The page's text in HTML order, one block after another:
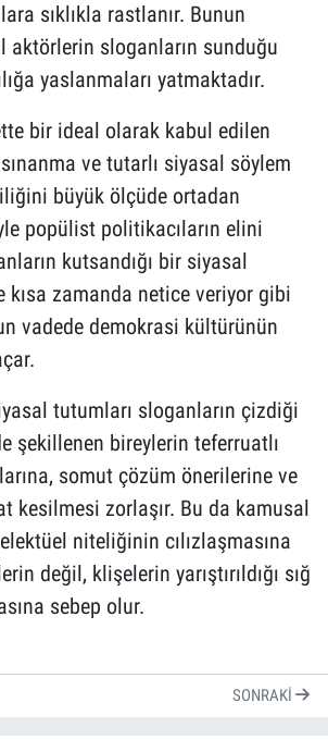
sıklıkla rastlanır. Bunun
aktörlerin sloganların sunduğu
yaslanmaları yatmaktadır.
bir ideal olarak kabul edilen
ve tutarlı siyasal söylem
büyük ölçüde ortadan
popülist politikacıların elini
kutsandığı bir siyasal
zamanda netice veriyor gibi
vadede demokrasi kültürünün
tutumları sloganların çizdiği
şekillenen bireylerin teferruatlı
somut çözüm önerilerine ve
kesilmesi zorlaşır. Bu da kamusal
niteliğinin cılızlaşmasına
değil, klişelerin yarıştırıldığı sığ
sebep olur.
SONRAKI